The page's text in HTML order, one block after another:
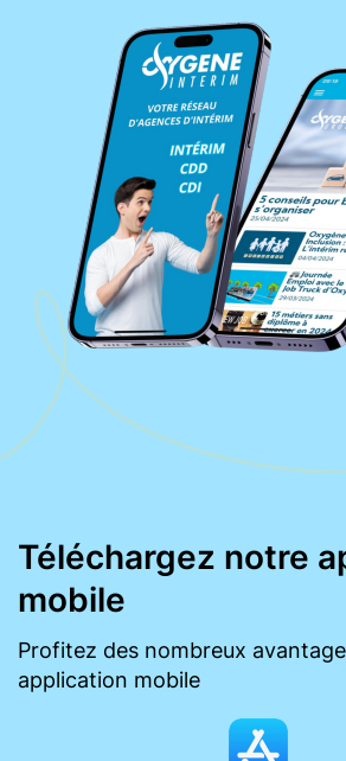
Téléchargez notre
mobile
Profitez des nombreux
application mobile